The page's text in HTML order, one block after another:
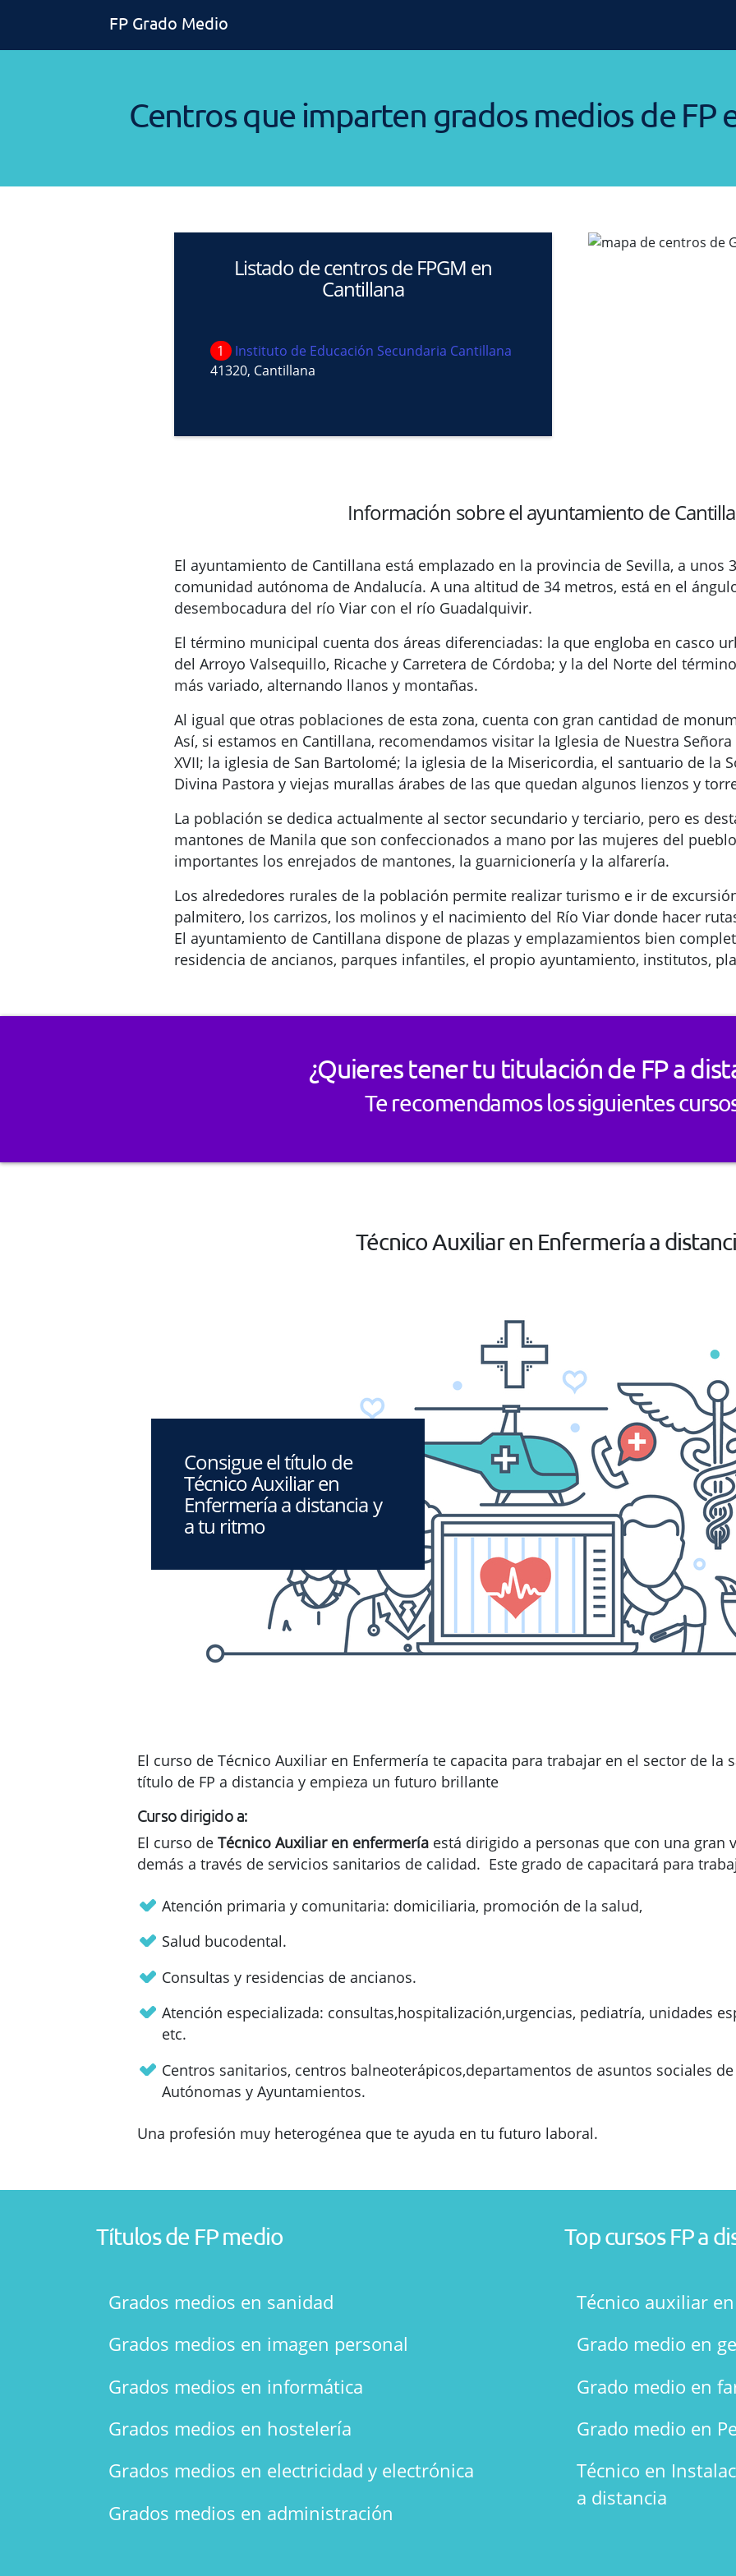
FP Grado Medio
Centros que imparten grados medios de FP
Listado de centros de FPGM en
Cantillana
1
Instituto de Educación Secundaria Cantillana
41320, Cantillana
Información sobre el ayuntamiento de
El ayuntamiento de Cantillana está emplazado en la provincia de Sevilla, a unos
comunidad autónoma de Andalucía. A una altitud de 34 metros, está en el
desembocadura del río Viar con el río Guadalquivir.
El término municipal cuenta dos áreas diferenciadas: la que engloba en casco
del Arroyo Valsequillo, Ricache y Carretera de Córdoba; y la del Norte del
más variado, alternando llanos y montañas.
Al igual que otras poblaciones de esta zona, cuenta con gran cantidad de
Así, si estamos en Cantillana, recomendamos visitar la Iglesia de Nuestra
XVII; la iglesia de San Bartolomé; la iglesia de la Misericordia, el santuario de la
Divina Pastora y viejas murallas árabes de las que quedan algunos lienzos y
La población se dedica actualmente al sector secundario y terciario, pero es
mantones de Manila que son confeccionados a mano por las mujeres del
importantes los enrejados de mantones, la guarnicionería y la alfarería.
Los alrededores rurales de la población permite realizar turismo e ir de
palmitero, los carrizos, los molinos y el nacimiento del Río Viar donde hacer
El ayuntamiento de Cantillana dispone de plazas y emplazamientos bien
residencia de ancianos, parques infantiles, el propio ayuntamiento, institutos,
¿Quieres tener tu titulación de FP a
Te recomendamos los siguientes
Técnico Auxiliar en Enfermería a
Consigue el título de
Técnico Auxiliar en
Enfermería a distancia y
a tu ritmo
El curso de Técnico Auxiliar en Enfermería te capacita para trabajar en el sector de la
título de FP a distancia y empieza un futuro brillante
Curso dirigido a:
El curso de Técnico Auxiliar en enfermería está dirigido a personas que con una gran
demás a través de servicios sanitarios de calidad. Este grado de capacitará para
Atención primaria y comunitaria: domiciliaria, promoción de la salud,
Salud bucodental.
Consultas y residencias de ancianos.
Atención especializada: consultas,hospitalización,urgencias, pediatría, unidades
etc.
Centros sanitarios, centros balneoterápicos,departamentos de asuntos sociales
Autónomas y Ayuntamientos.
Una profesión muy heterogénea que te ayuda en tu futuro laboral.
Títulos de FP medio
Grados medios en sanidad
Grados medios en imagen personal
Grados medios en informática
Grados medios en hostelería
Grados medios en electricidad y electrónica
Grados medios en administración
Top cursos FP a
Técnico auxiliar
Grado medio en
Grado medio en
Grado medio en
Técnico en
a distancia